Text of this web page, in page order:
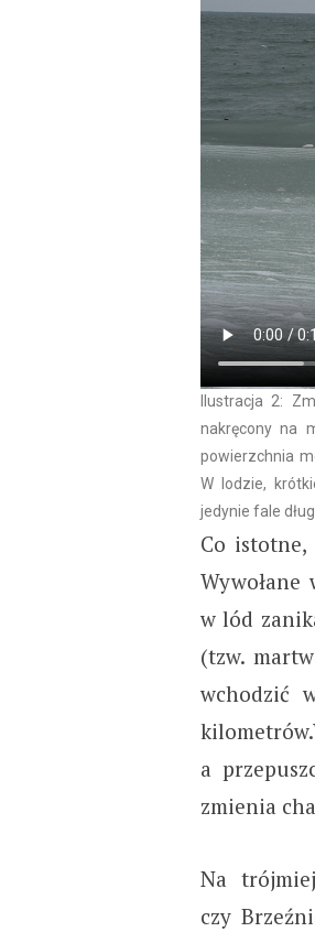
Ilustracja 2:
nakręcony na
powierzchnia
W lodzie,
jedynie fale
Co
w lód
(tzw.
wchodzić
a
zmienia
Na
czy